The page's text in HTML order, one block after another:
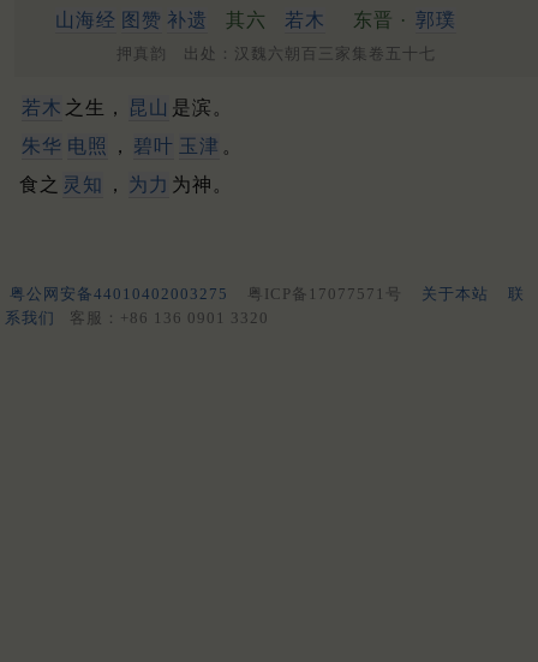
山海经 图赞 补遗 其六 若木 东晋 · 郭璞
押真韵 出处：汉魏六朝百三家集卷五十七
若木 之生， 昆山 是滨。
朱华 电照 ， 碧叶 玉津 。
食之 灵知 ， 为力 为神。
粤公网安备44010402003275 粤ICP备17077571号 关于本站
联
系我们
客服：+86 136 0901 3320